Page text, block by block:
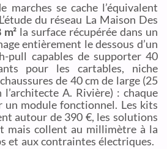
marches se cache l’équivalent
du réseau La Maison Des
m² la surface récupérée dans un
entièrement le dessous d’un
pull capables de supporter 40
pour les cartables, niche
de 40 cm de large (25
l’architecte A. Rivière) : chaque
un module fonctionnel. Les kits
autour de 390 €, les solutions
mais collent au millimètre à la
et aux contraintes électriques.